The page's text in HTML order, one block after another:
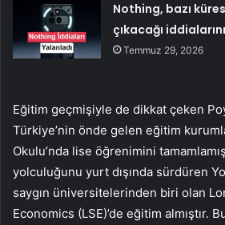
Nothing, bazı
çıkacağı
Temmuz 29, 2026
Eğitim geçmişiyle de dikkat çeken
Türkiye’nin önde gelen eğitim
Okulu’nda lise öğrenimini
yolculuğunu yurt dışında sürdüren
saygın üniversitelerinden biri olan
Economics (LSE)’de eğitim almıştır.